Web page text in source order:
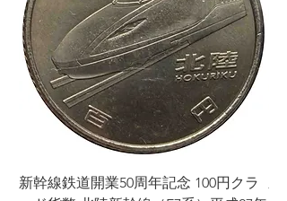
新幹線鉄道開業50周年記念 100円クラ